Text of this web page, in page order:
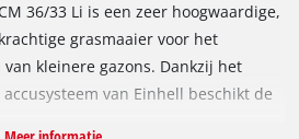
36/33 Li is een zeer hoogwaardige,
grasmaaier voor het
kleinere gazons. Dankzij het
van Einhell beschikt de